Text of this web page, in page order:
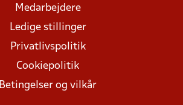
Medarbejdere
Ledige stillinger
Privatlivspolitik
Cookiepolitik
Betingelser og vilkår